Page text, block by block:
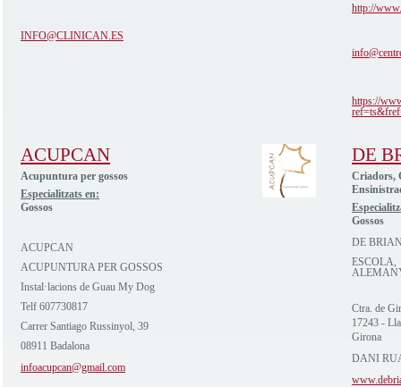
INFO@CLINICAN.ES
http://
https://
ACUPCAN
Acupuntura per gossos
Especialitzats en:
Gossos
ACUPCAN
ACUPUNTURA PER GOSSOS
Instal·lacions de Guau My Dog
Telf 607730817
Carrer Santiago Russinyol, 39
08911 Badalona
infoacupcan@gmail.com
DE
Criadors,
Gossos
DE
Ctra. de
17243 -
Girona
DANI